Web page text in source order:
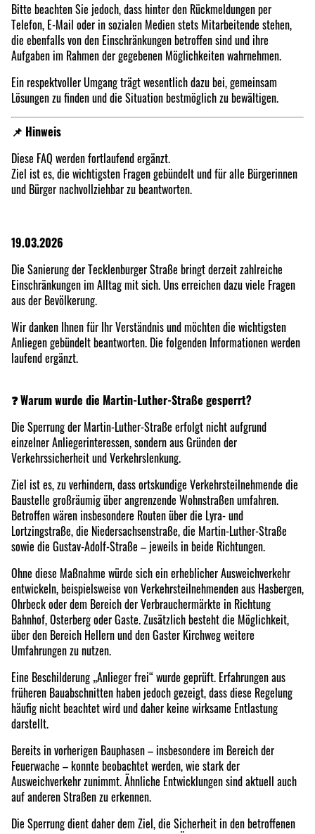
Bitte beachten Sie jedoch, dass hinter den Rückmeldungen per
Telefon, E-Mail oder in sozialen Medien stets Mitarbeitende stehen,
die ebenfalls von den Einschränkungen betroffen sind und ihre
Aufgaben im Rahmen der gegebenen Möglichkeiten wahrnehmen.
Ein respektvoller Umgang trägt wesentlich dazu bei, gemeinsam
Lösungen zu finden und die Situation bestmöglich zu bewältigen.
📌 Hinweis
Diese FAQ werden fortlaufend ergänzt.
Ziel ist es, die wichtigsten Fragen gebündelt und für alle Bürgerinnen
und Bürger nachvollziehbar zu beantworten.
19.03.2026
Die Sanierung der Tecklenburger Straße bringt derzeit zahlreiche
Einschränkungen im Alltag mit sich. Uns erreichen dazu viele Fragen
aus der Bevölkerung.
Wir danken Ihnen für Ihr Verständnis und möchten die wichtigsten
Anliegen gebündelt beantworten. Die folgenden Informationen werden
laufend ergänzt.
❓Warum wurde die Martin-Luther-Straße gesperrt?
Die Sperrung der Martin-Luther-Straße erfolgt nicht aufgrund
einzelner Anliegerinteressen, sondern aus Gründen der
Verkehrssicherheit und Verkehrslenkung.
Ziel ist es, zu verhindern, dass ortskundige Verkehrsteilnehmende die
Baustelle großräumig über angrenzende Wohnstraßen umfahren.
Betroffen wären insbesondere Routen über die Lyra- und
Lortzingstraße, die Niedersachsenstraße, die Martin-Luther-Straße
sowie die Gustav-Adolf-Straße – jeweils in beide Richtungen.
Ohne diese Maßnahme würde sich ein erheblicher Ausweichverkehr
entwickeln, beispielsweise von Verkehrsteilnehmenden aus Hasbergen,
Ohrbeck oder dem Bereich der Verbrauchermärkte in Richtung
Bahnhof, Osterberg oder Gaste. Zusätzlich besteht die Möglichkeit,
über den Bereich Hellern und den Gaster Kirchweg weitere
Umfahrungen zu nutzen.
Eine Beschilderung „Anlieger frei“ wurde geprüft. Erfahrungen aus
früheren Bauabschnitten haben jedoch gezeigt, dass diese Regelung
häufig nicht beachtet wird und daher keine wirksame Entlastung
darstellt.
Bereits in vorherigen Bauphasen – insbesondere im Bereich der
Feuerwache – konnte beobachtet werden, wie stark der
Ausweichverkehr zunimmt. Ähnliche Entwicklungen sind aktuell auch
auf anderen Straßen zu erkennen.
Die Sperrung dient daher dem Ziel, die Sicherheit in den betroffenen